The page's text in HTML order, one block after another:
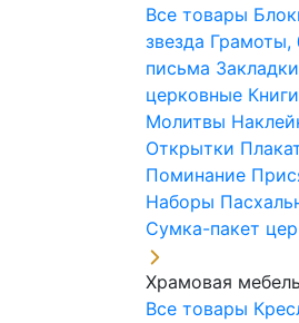
Все товары
звезда Грамоты,
письма Закладки
церковные
Молитвы
Открытки
Поминание
Наборы
Сумка-пакет
Храмовая мебель
Все товары